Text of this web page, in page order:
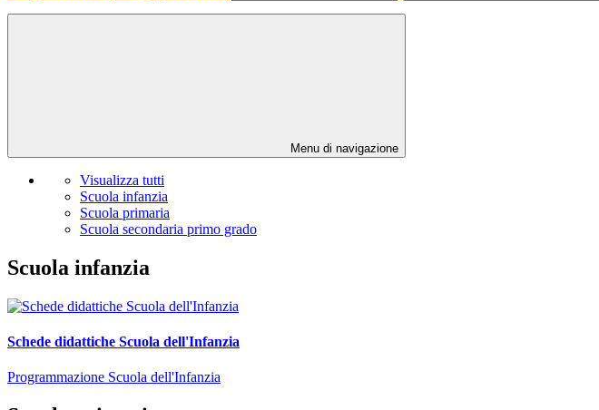
Menu di navigazione
Visualizza tutti
Scuola infanzia
Scuola primaria
Scuola secondaria primo grado
Scuola infanzia
Schede didattiche Scuola dell'Infanzia
Programmazione Scuola dell'Infanzia